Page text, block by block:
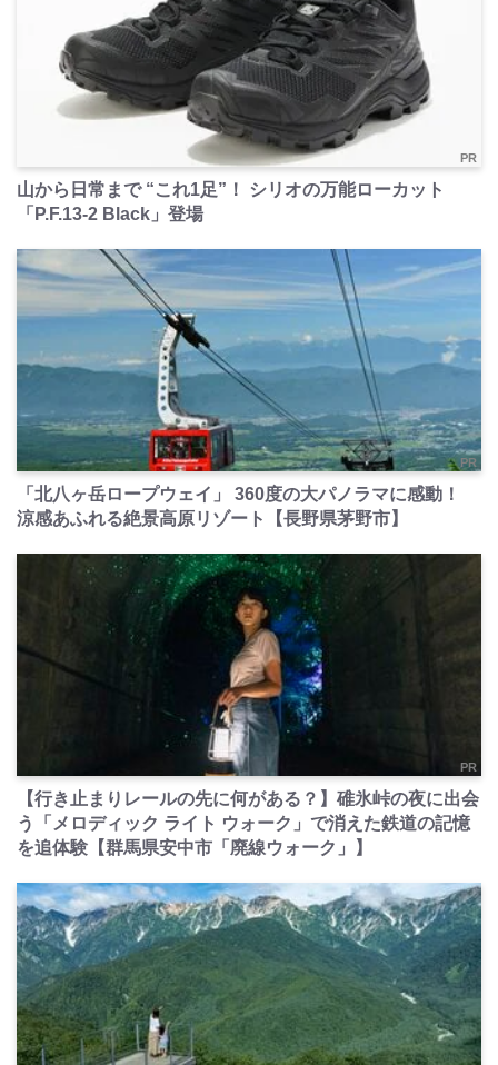
PR
山から日常まで “これ1足”！ シリオの万能ローカット
「P.F.13-2 Black」登場
PR
「北八ヶ岳ロープウェイ」 360度の大パノラマに感動！
涼感あふれる絶景高原リゾート【長野県茅野市】
PR
【行き止まりレールの先に何がある？】碓氷峠の夜に出会
う「メロディック ライト ウォーク」で消えた鉄道の記憶
を追体験【群馬県安中市「廃線ウォーク」】